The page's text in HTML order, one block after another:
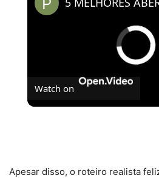
Watch on
Apesar disso, o roteiro realista